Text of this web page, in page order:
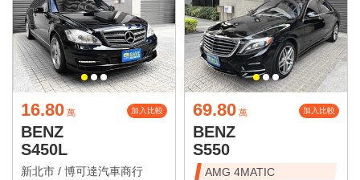
16.80 萬 加入比較
BENZ
S450L
新北市 / 博可達汽車商行
69.80 萬 加入比較
BENZ
S550
AMG 4MATIC